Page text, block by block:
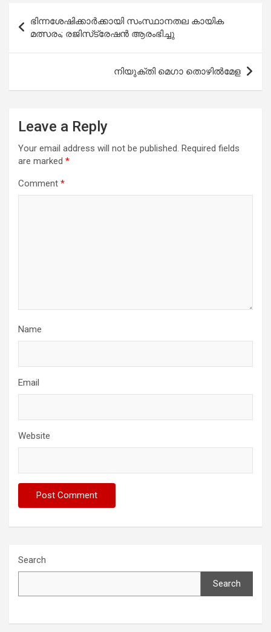
o
o
s
A
p
er
Post
navigation
ഭിന്നശേഷിക്കാർക്കായി സംസ്ഥാനതല കായിക
മത്സരം; രജിസ്‌ട്രേഷൻ ആരംഭിച്ചു
നിയുക്തി മെഗാ തൊഴിൽമേള
Leave a Reply
Your email address will not be published. Required fields
are marked *
Comment *
Name
Email
Website
Search
Search